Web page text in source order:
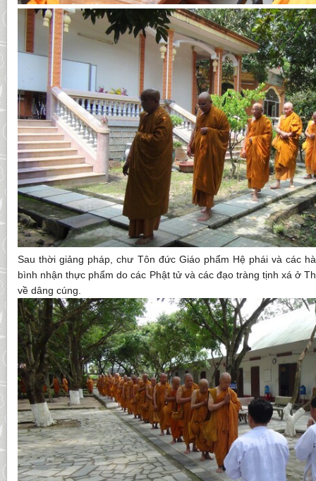
Sau thời giảng pháp, chư Tôn đức Giáo phẩm Hệ phái và các
bình nhận thực phẩm do các Phật tử và các đạo tràng tịnh xá ở
về dâng cúng.